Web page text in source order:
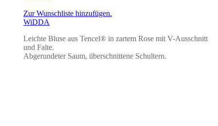
Zur Wunschliste hinzufügen.
WiDDA
Leichte Bluse aus Tencel® in zartem Rose mit V-Ausschnitt
und Falte.
Abgerundeter Saum, überschnittene Schultern.